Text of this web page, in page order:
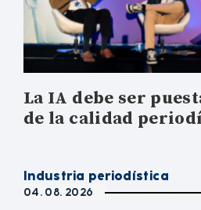
La IA debe ser
de la calidad
Industria periodística
04. 08. 2026